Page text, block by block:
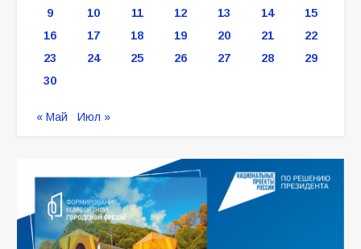
9
10 11 12 13 14
15
16
17 18 19 20 21
22
23
24 25 26 27 28
29
30
« Май Июл »